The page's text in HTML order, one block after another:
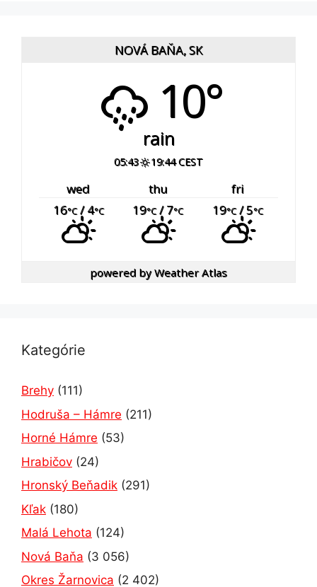
NOVÁ BAŇA, SK
10°
rain
05:43 19:44 CEST
wed thu
fri
16°C/ 4°C 19°C/ 7°C 19°C/ 5°C
powered byWeather Atlas
Kategórie
Brehy (111)
Hodruša – Hámre (211)
Horné Hámre (53)
Hrabičov (24)
Hronský Beňadik (291)
Kľak (180)
Malá Lehota (124)
Nová Baňa (3 056)
Okres Žarnovica (2 402)